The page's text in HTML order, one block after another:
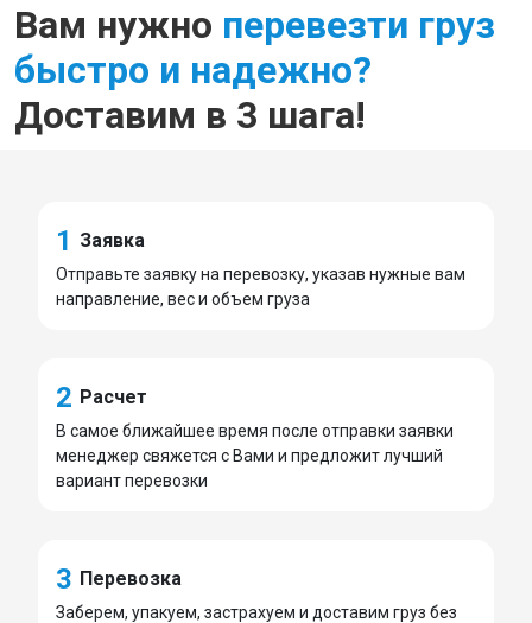
Вам нужно перевезти груз
быстро и надежно?
Доставим в 3 шага!
1 Заявка
Отправьте заявку на перевозку, указав нужные вам
направление, вес и объем груза
2 Расчет
В самое ближайшее время после отправки заявки
менеджер свяжется с Вами и предложит лучший
вариант перевозки
3 Перевозка
Заберем, упакуем, застрахуем и доставим груз без